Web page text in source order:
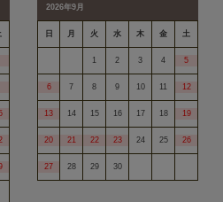
2026年9月
日 月 火 水 木 金 土
1 2 3 4 5
6 7 8 9 10 11 12
13 14 15 16 17 18 19
20 21 22 23 24 25 26
27 28 29 30